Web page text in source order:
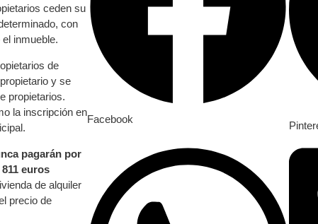
ceden su
con
inmueble.
de
y se
propietarios.
la inscripción en
pagarán por
euros
de alquiler
precio de
Facebook